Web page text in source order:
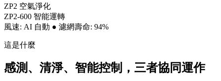
ZP2 空氣淨化
ZP2-600 智能運轉
風速: AI 自動 ● 濾網壽命: 94%
這是什麼
感測、清淨、智能控制，三者協同運作